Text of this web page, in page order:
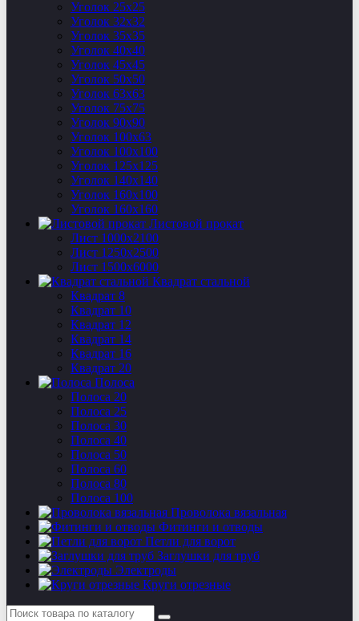
Уголок 25х25
Уголок 32х32
Уголок 35х35
Уголок 40х40
Уголок 45х45
Уголок 50х50
Уголок 63х63
Уголок 75х75
Уголок 90х90
Уголок 100х63
Уголок 100х100
Уголок 125х125
Уголок 140х140
Уголок 160х100
Уголок 160х160
Листовой прокат
Лист 1000х2100
Лист 1250х2500
Лист 1500х6000
Квадрат стальной
Квадрат 8
Квадрат 10
Квадрат 12
Квадрат 14
Квадрат 16
Квадрат 20
Полоса
Полоса 20
Полоса 25
Полоса 30
Полоса 40
Полоса 50
Полоса 60
Полоса 80
Полоса 100
Проволока вязальная
Фитинги и отводы
Петли для ворот
Заглушки для труб
Электроды
Круги отрезные